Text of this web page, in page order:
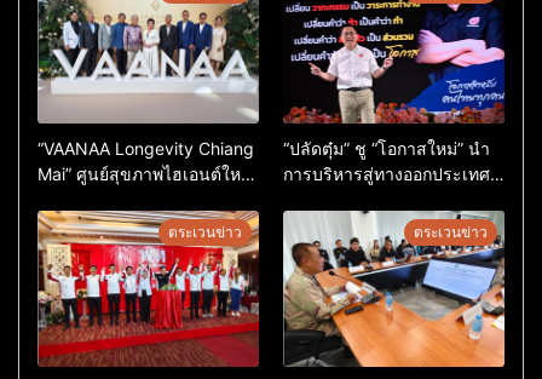
“VAANAA Longevity Chiang
Mai” ศูนย์สุขภาพไฮเอนต์ใหญ่
“ปลัดตุ๋ม” ชู “โอกาสใหม่” นำ
การบริหารสู่ทางออกประเทศ
ตระเวนข่าว ตระเวนข่าว